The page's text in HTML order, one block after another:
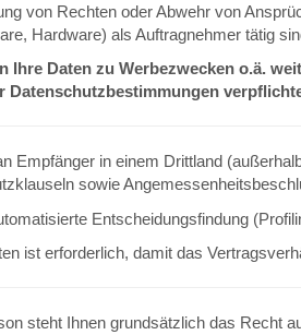
von Rechten oder Abwehr von
Hardware) als Auftragnehmer tätig
Ihre Daten zu Werbezwecken o.ä.
Datenschutzbestimmungen
Empfänger in einem Drittland
sowie
Entscheidungsfindung
ist erforderlich, damit das
steht Ihnen grundsätzlich das Recht